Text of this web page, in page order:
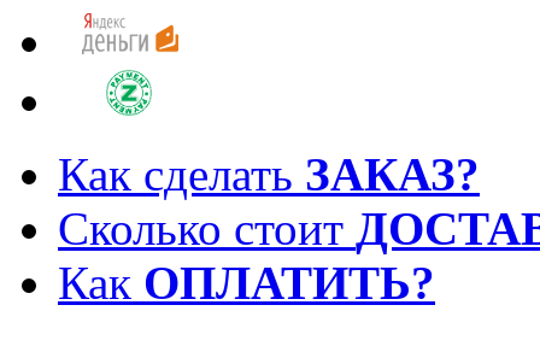
Как сделать ЗАКАЗ?
Сколько стоит
Как ОПЛАТИТЬ?